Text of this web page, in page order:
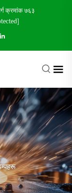
क्रमांक ७६३